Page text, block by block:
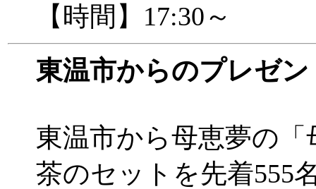
【時間】17:30～
東温市からのプレゼン
東温市から母恵夢の「
茶のセットを先着555